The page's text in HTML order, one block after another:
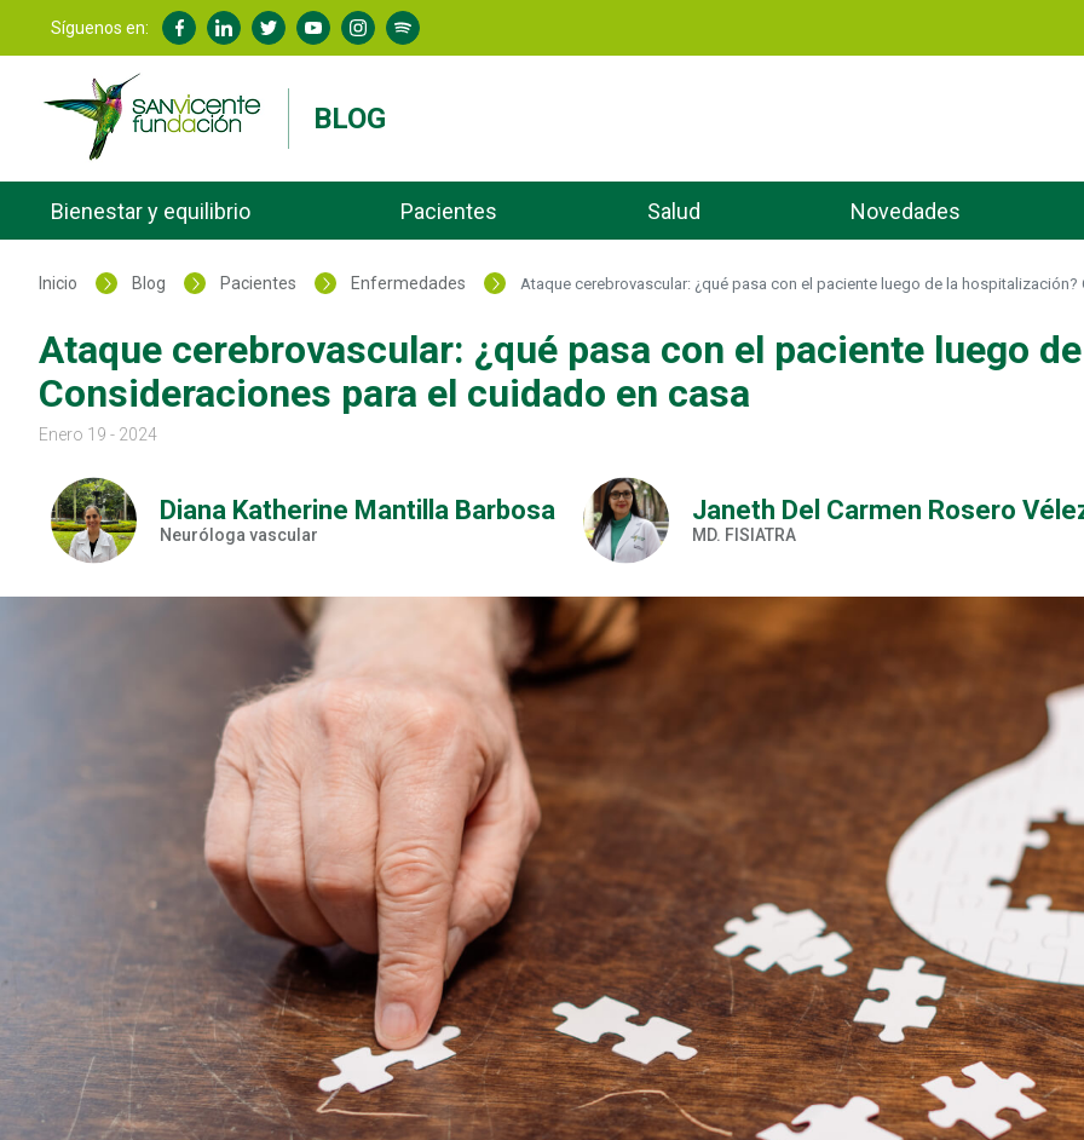
Síguenos en:
BLOG
Bienestar y equilibrio Pacientes Salud Novedades
Inicio Blog Pacientes Enfermedades Ataque cerebrovascular: ¿qué pasa con el paciente luego de la
Ataque cerebrovascular: ¿qué pasa con el paciente luego
Consideraciones para el cuidado en casa
Enero 19 - 2024
Diana Katherine Mantilla Barbosa
Neuróloga vascular
Janeth Del Carmen Rosero
MD. FISIATRA